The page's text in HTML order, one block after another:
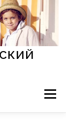
Меню